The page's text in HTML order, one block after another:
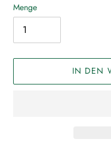
Menge
IN DEN